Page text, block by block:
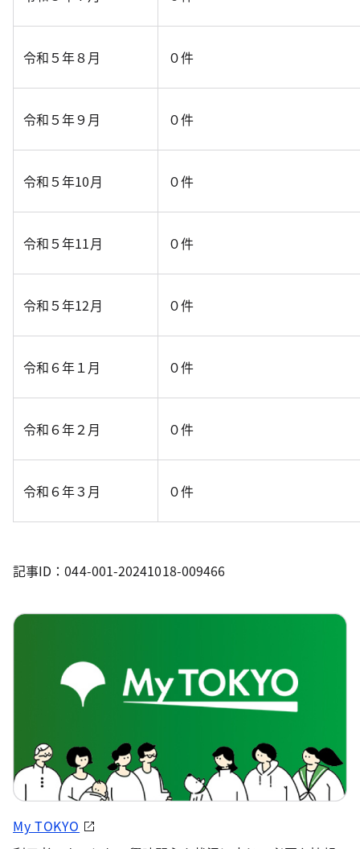
令和５年８月 ０件
令和５年９月 ０件
令和５年10月 ０件
令和５年11月 ０件
令和５年12月 ０件
令和６年１月 ０件
令和６年２月 ０件
令和６年３月 ０件
記事ID：044-001-20241018-009466
My TOKYO